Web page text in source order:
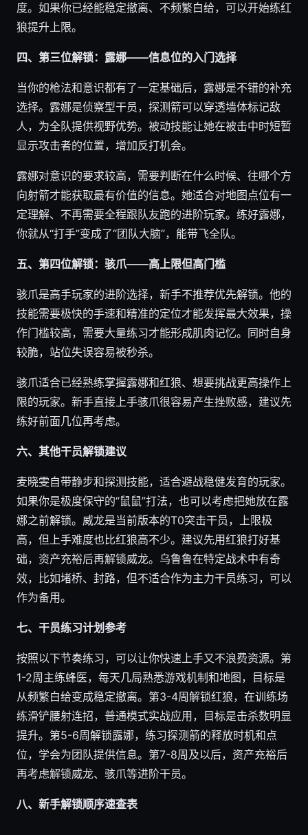
度。如果你已经能稳定撤离、不频繁白给，可以开始练红
狼提升上限。
四、第三位解锁：露娜——信息位的入门选择
当你的枪法和意识都有了一定基础后，露娜是不错的补充
选择。露娜是侦察型干员，探测箭可以穿透墙体标记敌
人，为全队提供视野优势。被动技能让她在被击中时短暂
显示攻击者的位置，增加反打机会。
露娜对意识的要求较高，需要判断在什么时候、往哪个方
向射箭才能获取最有价值的信息。她适合对地图点位有一
定理解、不再需要全程跟队友跑的进阶玩家。练好露娜，
你就从“打手”变成了“团队大脑”，能带飞全队。
五、第四位解锁：骇爪——高上限但高门槛
骇爪是高手玩家的进阶选择，新手不推荐优先解锁。他的
技能需要极快的手速和精准的定位才能发挥最大效果，操
作门槛较高，需要大量练习才能形成肌肉记忆。同时自身
较脆，站位失误容易被秒杀。
骇爪适合已经熟练掌握露娜和红狼、想要挑战更高操作上
限的玩家。新手直接上手骇爪很容易产生挫败感，建议先
练好前面几位再考虑。
六、其他干员解锁建议
麦晓雯自带静步和探测技能，适合避战稳健发育的玩家。
如果你是极度保守的“鼠鼠”打法，也可以考虑把她放在露
娜之前解锁。威龙是当前版本的T0突击干员，上限极
高，但上手难度也比红狼高不少。建议先用红狼打好基
础，资产充裕后再解锁威龙。乌鲁鲁在特定战术中有奇
效，比如堵桥、封路，但不适合作为主力干员练习，可以
作为备用。
七、干员练习计划参考
按照以下节奏练习，可以让你快速上手又不浪费资源。第
1-2周主练蜂医，每天几局熟悉游戏机制和地图，目标是
从频繁白给变成稳定撤离。第3-4周解锁红狼，在训练场
练滑铲腰射连招，普通模式实战应用，目标是击杀数明显
提升。第5-6周解锁露娜，练习探测箭的释放时机和点
位，学会为团队提供信息。第7-8周及以后，资产充裕后
再考虑解锁威龙、骇爪等进阶干员。
八、新手解锁顺序速查表